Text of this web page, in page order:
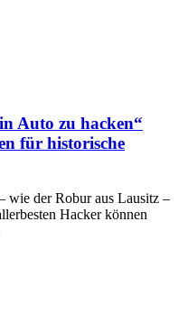
Auto zu hacken“
für historische
wie der Robur aus Lausitz –
Hacker können